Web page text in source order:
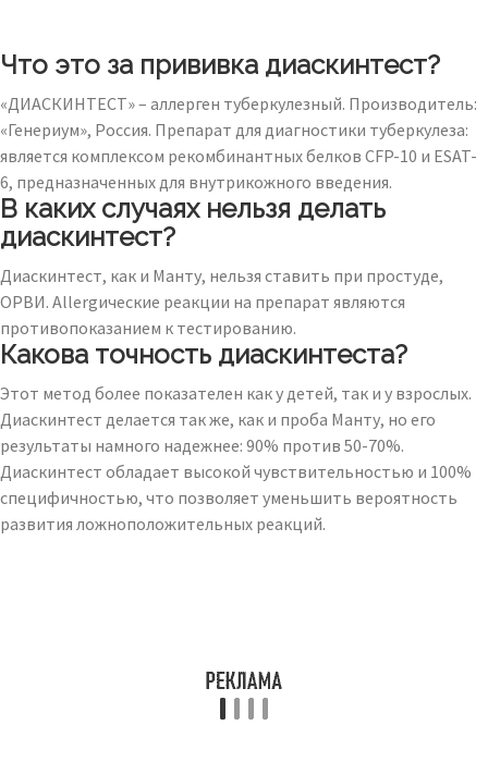
Что это за прививка диаскинтест?
«ДИАСКИНТЕСТ» – аллерген туберкулезный. Производитель:
«Генериум», Россия. Препарат для диагностики туберкулеза:
является комплексом рекомбинантных белков CFP-10 и ESAT-
6, предназначенных для внутрикожного введения.
В каких случаях нельзя делать
диаскинтест?
Диаскинтест, как и Манту, нельзя ставить при простуде,
ОРВИ. Allergические реакции на препарат являются
противопоказанием к тестированию.
Какова точность диаскинтеста?
Этот метод более показателен как у детей, так и у взрослых.
Диаскинтест делается так же, как и проба Манту, но его
результаты намного надежнее: 90% против 50-70%.
Диаскинтест обладает высокой чувствительностью и 100%
специфичностью, что позволяет уменьшить вероятность
развития ложноположительных реакций.